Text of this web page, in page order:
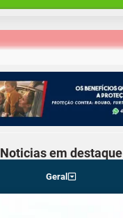
Noticias em destaque
Geral